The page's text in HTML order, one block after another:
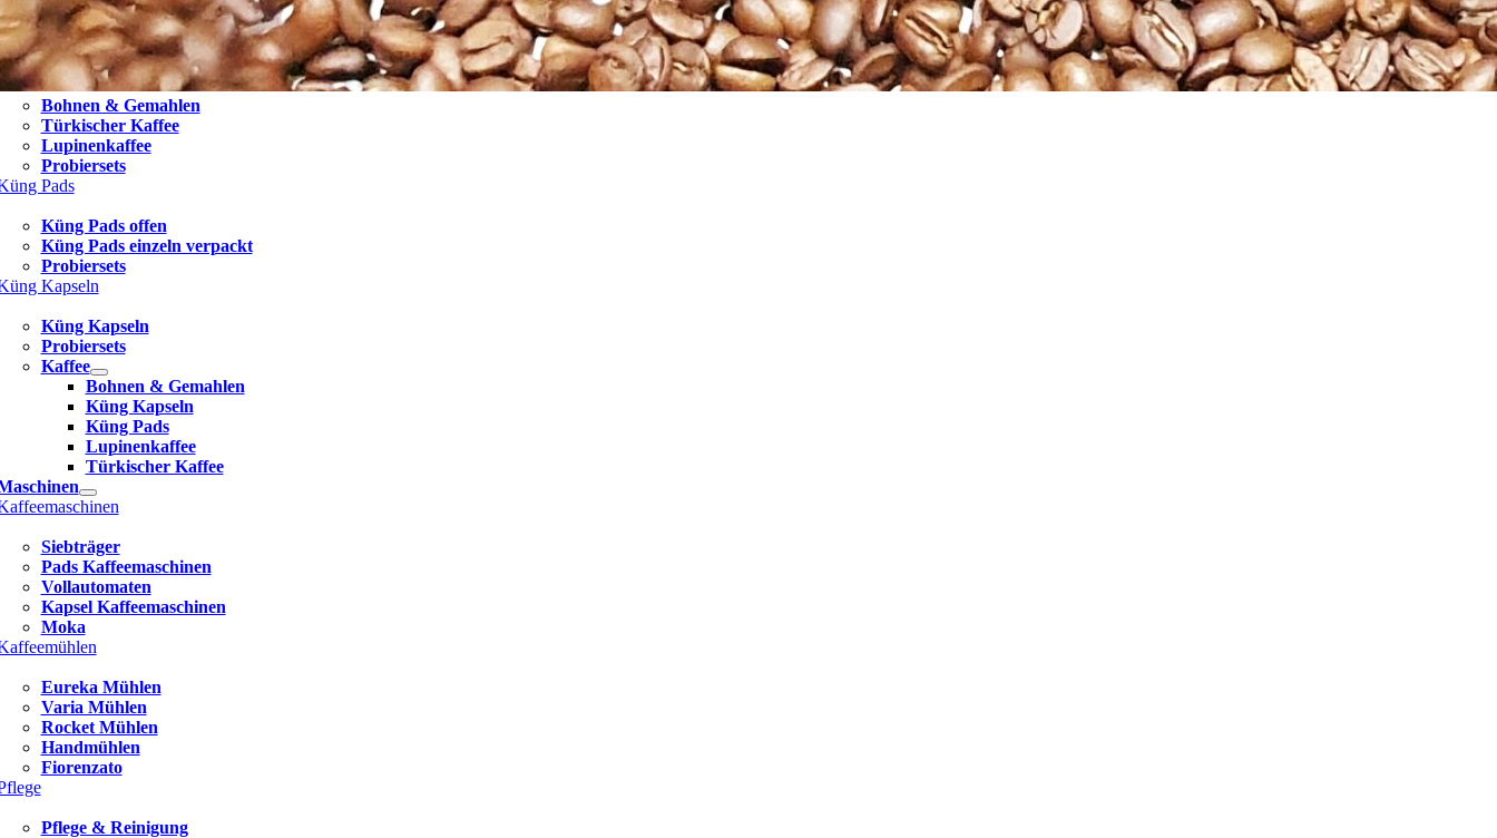
Bohnen & Gemahlen
Türkischer Kaffee
Lupinenkaffee
Probiersets
Pads
Küng Pads offen
Küng Pads einzeln verpackt
Probiersets
Kapseln
Küng Kapseln
Probiersets
Kaffee
Bohnen & Gemahlen
Küng Kapseln
Küng Pads
Lupinenkaffee
Türkischer Kaffee
Siebträger
Pads Kaffeemaschinen
Vollautomaten
Kapsel Kaffeemaschinen
Moka
Eureka Mühlen
Varia Mühlen
Rocket Mühlen
Handmühlen
Fiorenzato
Pflege & Reinigung